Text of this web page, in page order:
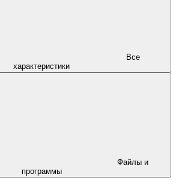
характеристики
программы